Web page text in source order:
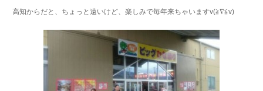
高知からだと、ちょっと遠いけど、楽しみで毎年来ちゃいますv(≧∇≦v)